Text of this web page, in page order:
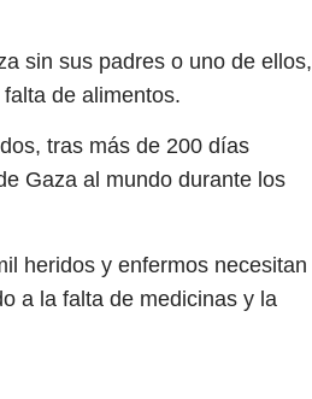
sin sus padres o uno de ellos,
de alimentos.
tras más de 200 días
Gaza al mundo durante los
heridos y enfermos necesitan
a la falta de medicinas y la